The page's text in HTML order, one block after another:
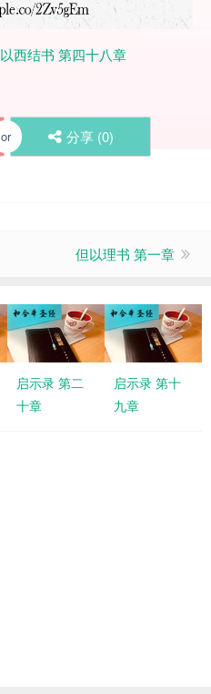
以西结书 第四十八章
or 分享 (0)
但以理书 第一章
启示录 第二
十章
启示录 第十
九章